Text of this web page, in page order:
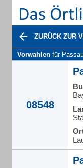
ZURÜCK ZUR
Vorwahlen für
08548